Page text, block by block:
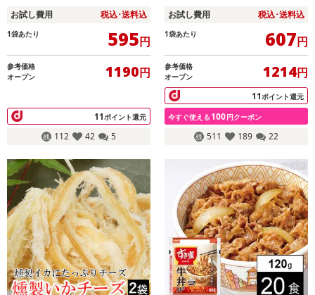
お試し費用 税込･送料込
1袋あたり 595円
参考価格
オープン
1190円
11ポイント還元
112 42 5
いか焼足♪
お試し費用 税込･送料込
1袋あたり 607円
参考価格
オープン
1214円
11ポイント還元
今すぐ使える 100円クーポン
511 189 22